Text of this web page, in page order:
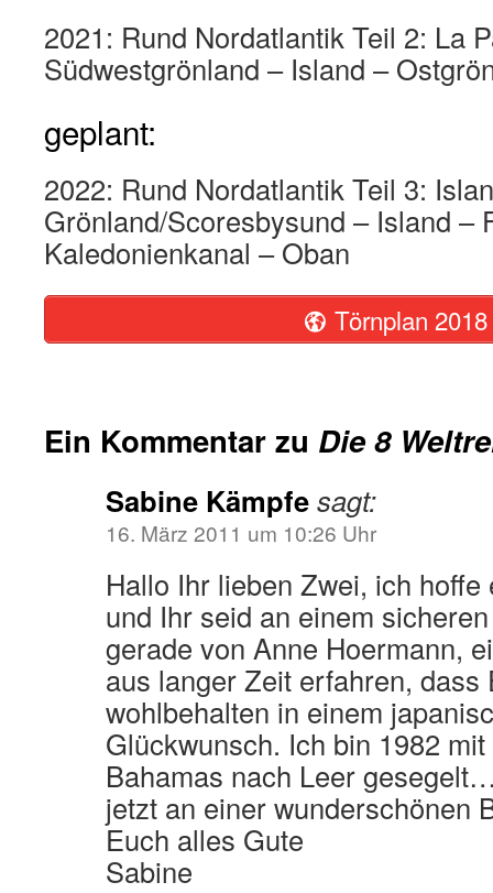
2021: Rund Nordatlantik Teil 2: La
Südwestgrönland – Island –
geplant:
2022: Rund Nordatlantik Teil 3:
Grönland/Scoresbysund – Island –
Kaledonienkanal – Oban
Törnplan 2018
Ein Kommentar zu Die 8
Sabine Kämpfesagt:
16. März 2011 um 10:26 Uhr
Hallo Ihr lieben Zwei, ich
und Ihr seid an einem
gerade von Anne Hoermann,
aus langer Zeit erfahren, dass
wohlbehalten in einem
Glückwunsch. Ich bin 1982
Bahamas nach Leer
jetzt an einer wunderschönen
Euch alles Gute
Sabine